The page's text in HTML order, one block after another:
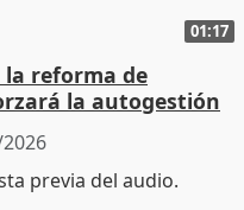
01:17
la reforma de
la autogestión